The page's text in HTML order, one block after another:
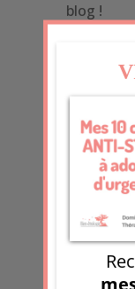
blog !
Des
Prénom
Email*